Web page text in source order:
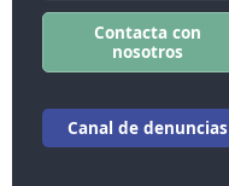
Contacta con
nosotros
Canal de denuncias